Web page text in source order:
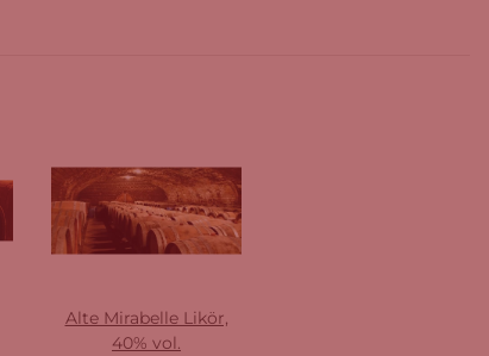
Alte Mirabelle Likör,
40% vol.